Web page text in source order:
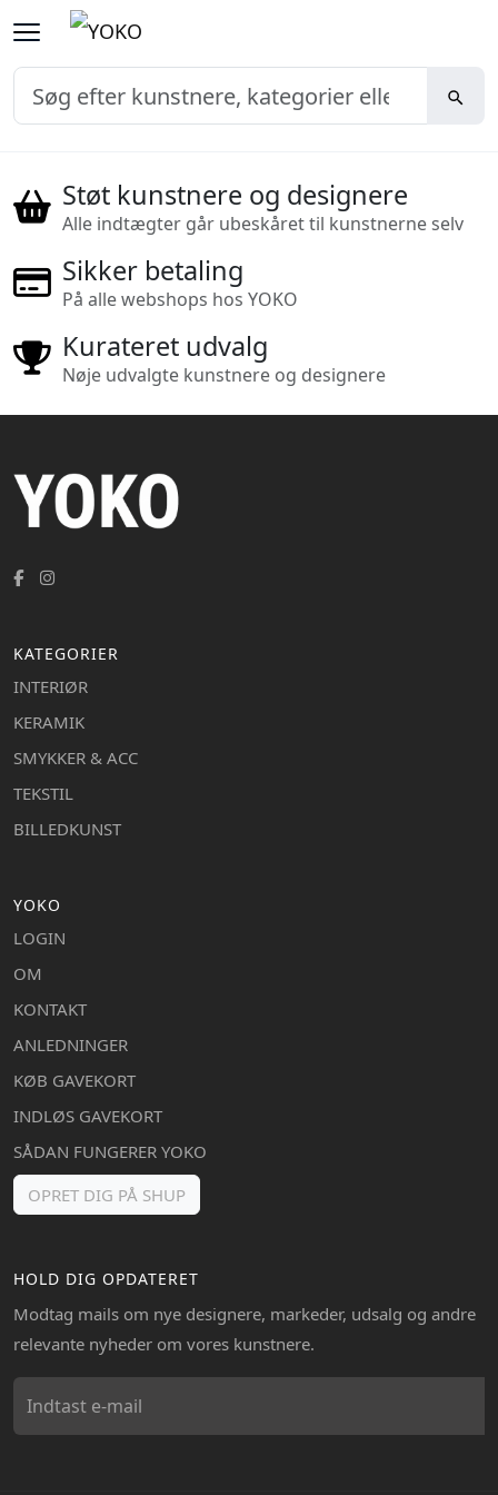
Støt kunstnere og designere
Alle indtægter går ubeskåret til kunstnerne selv
Sikker betaling
På alle webshops hos YOKO
Kurateret udvalg
Nøje udvalgte kunstnere og designere
KATEGORIER
INTERIØR
KERAMIK
SMYKKER & ACC
TEKSTIL
BILLEDKUNST
YOKO
LOGIN
OM
KONTAKT
ANLEDNINGER
KØB GAVEKORT
INDLØS GAVEKORT
SÅDAN FUNGERER YOKO
OPRET DIG PÅ SHUP
HOLD DIG OPDATERET
Modtag mails om nye designere, markeder, udsalg og andre
relevante nyheder om vores kunstnere.